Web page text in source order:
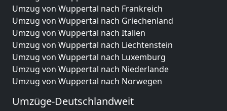
Umzug von Wuppertal nach Frankreich
Umzug von Wuppertal nach Griechenland
Umzug von Wuppertal nach Italien
Umzug von Wuppertal nach Liechtenstein
Umzug von Wuppertal nach Luxemburg
Umzug von Wuppertal nach Niederlande
Umzug von Wuppertal nach Norwegen
Umzüge-Deutschlandweit